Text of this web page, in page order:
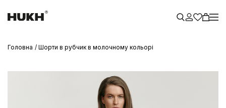
Головна Шорти в рубчик в молочному кольорі